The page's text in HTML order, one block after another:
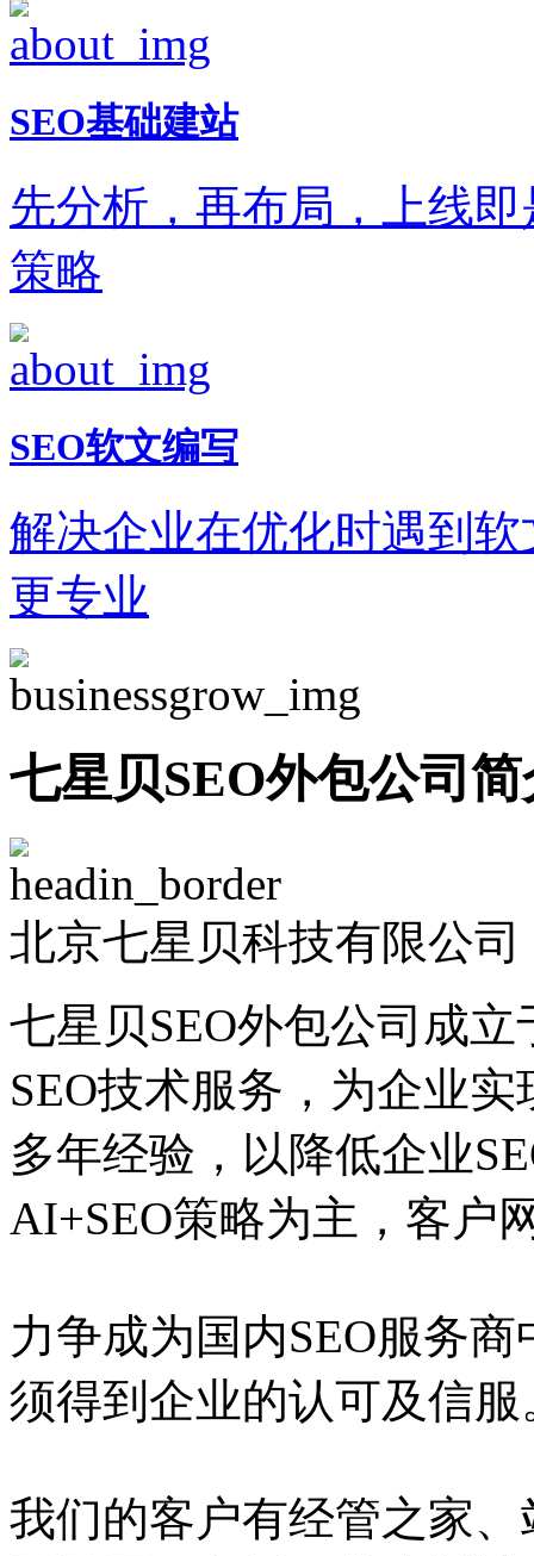
SEO基础建站
先分析，再布局，上线
策略
SEO软文编写
解决企业在优化时遇到
更专业
七星贝SEO外包公司简
北京七星贝科技有限公
七星贝SEO外包公司成
SEO技术服务，为企业
多年经验，以降低企业
AI+SEO策略为主，客户
力争成为国内SEO服务
须得到企业的认可及信服
我们的客户有经管之家